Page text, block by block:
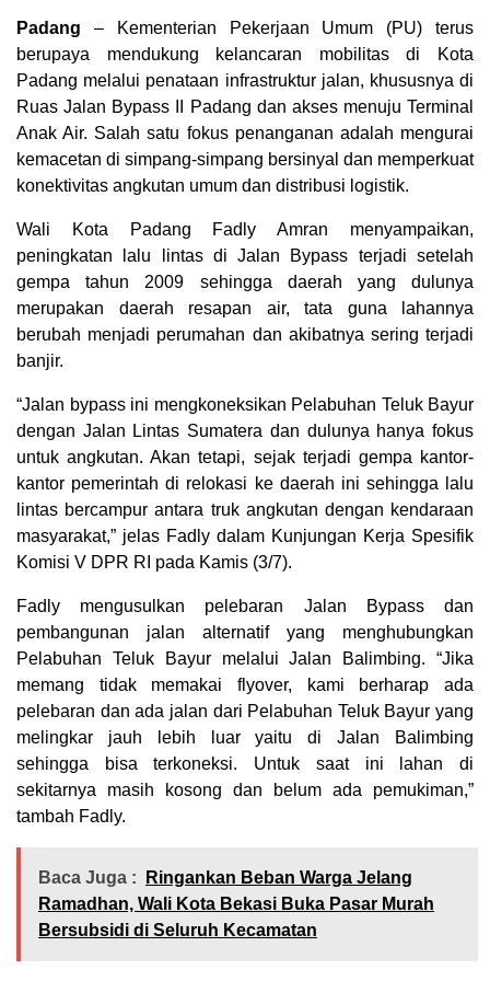
Padang – Kementerian Pekerjaan Umum (PU) terus
berupaya mendukung kelancaran mobilitas di Kota
Padang melalui penataan infrastruktur jalan, khususnya di
Ruas Jalan Bypass II Padang dan akses menuju Terminal
Anak Air. Salah satu fokus penanganan adalah mengurai
kemacetan di simpang-simpang bersinyal dan memperkuat
konektivitas angkutan umum dan distribusi logistik.
Wali Kota Padang Fadly Amran menyampaikan,
peningkatan lalu lintas di Jalan Bypass terjadi setelah
gempa tahun 2009 sehingga daerah yang dulunya
merupakan daerah resapan air, tata guna lahannya
berubah menjadi perumahan dan akibatnya sering terjadi
banjir.
“Jalan bypass ini mengkoneksikan Pelabuhan Teluk Bayur
dengan Jalan Lintas Sumatera dan dulunya hanya fokus
untuk angkutan. Akan tetapi, sejak terjadi gempa kantor-
kantor pemerintah di relokasi ke daerah ini sehingga lalu
lintas bercampur antara truk angkutan dengan kendaraan
masyarakat,” jelas Fadly dalam Kunjungan Kerja Spesifik
Komisi V DPR RI pada Kamis (3/7).
Fadly mengusulkan pelebaran Jalan Bypass dan
pembangunan jalan alternatif yang menghubungkan
Pelabuhan Teluk Bayur melalui Jalan Balimbing. “Jika
memang tidak memakai flyover, kami berharap ada
pelebaran dan ada jalan dari Pelabuhan Teluk Bayur yang
melingkar jauh lebih luar yaitu di Jalan Balimbing
sehingga bisa terkoneksi. Untuk saat ini lahan di
sekitarnya masih kosong dan belum ada pemukiman,”
tambah Fadly.
Baca Juga :
Ringankan Beban Warga Jelang
Ramadhan, Wali Kota Bekasi Buka Pasar Murah
Bersubsidi di Seluruh Kecamatan